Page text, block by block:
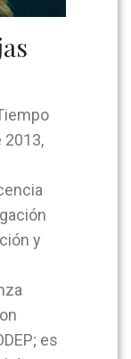
2013,
y
es